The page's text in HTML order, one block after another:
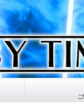
ご